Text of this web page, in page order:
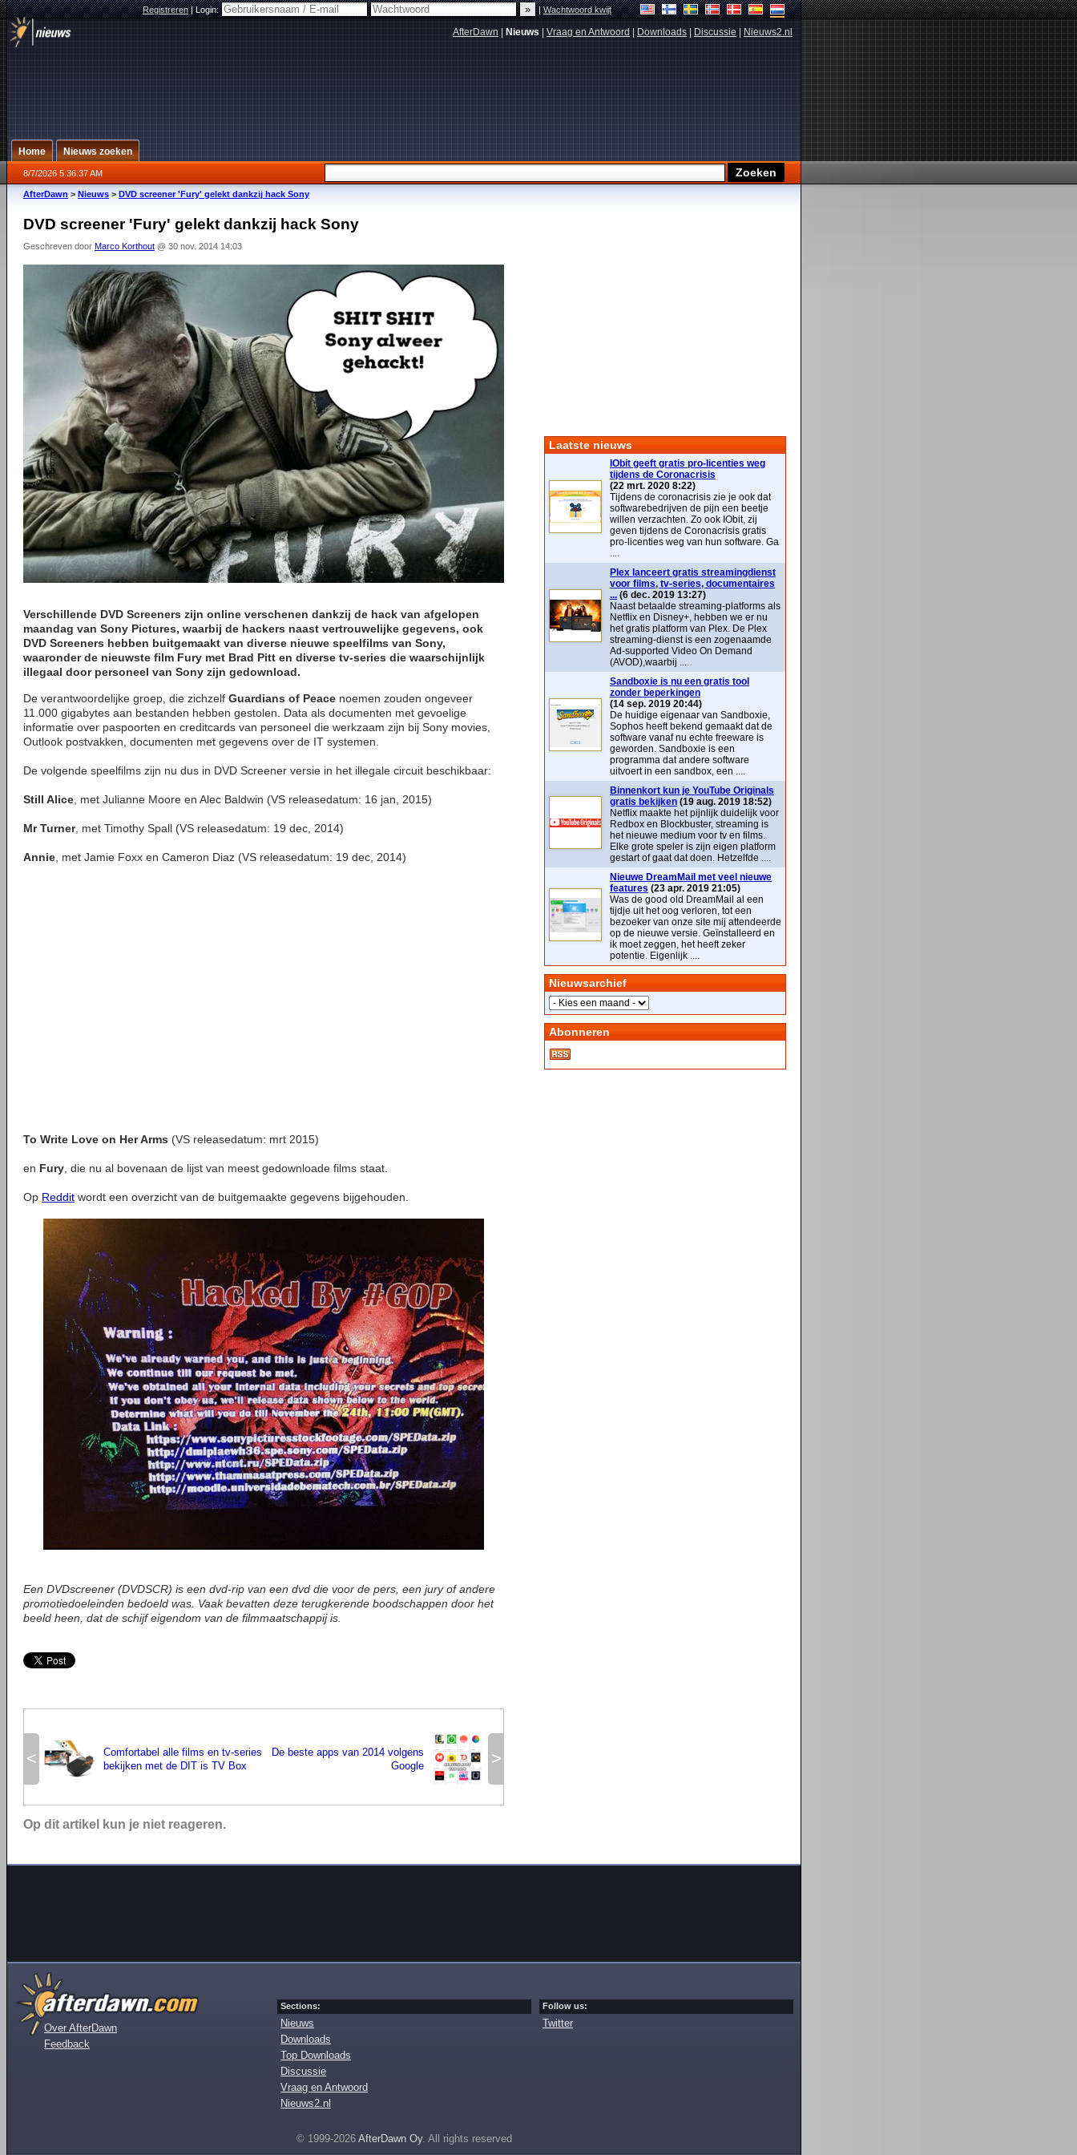
Registreren|Login: |Wachtwoord kwijt
AfterDawn Nieuws Vraag en Antwoord Downloads Discussie Nieuws2.nl
Home Nieuws zoeken
8/7/2026 5:36:37 AM
AfterDawn > Nieuws > DVD screener 'Fury' gelekt dankzij hack Sony
DVD screener 'Fury' gelekt dankzij hack Sony
Geschreven door Marco Korthout @ 30 nov. 2014 14:03
Verschillende DVD Screeners zijn online verschenen dankzij de hack van afgelopen
maandag van Sony Pictures, waarbij de hackers naast vertrouwelijke gegevens, ook
DVD Screeners hebben buitgemaakt van diverse nieuwe speelfilms van Sony,
waaronder de nieuwste film Fury met Brad Pitt en diverse tv-series die waarschijnlijk
illegaal door personeel van Sony zijn gedownload.
De verantwoordelijke groep, die zichzelf Guardians of Peace noemen zouden ongeveer
11.000 gigabytes aan bestanden hebben gestolen. Data als documenten met gevoelige
informatie over paspoorten en creditcards van personeel die werkzaam zijn bij Sony movies,
Outlook postvakken, documenten met gegevens over de IT systemen.
De volgende speelfilms zijn nu dus in DVD Screener versie in het illegale circuit beschikbaar:
Still Alice , met Julianne Moore en Alec Baldwin (VS releasedatum: 16 jan, 2015)
Mr Turner, met Timothy Spall (VS releasedatum: 19 dec, 2014)
Annie , met Jamie Foxx en Cameron Diaz (VS releasedatum: 19 dec, 2014)
To Write Love on Her Arms (VS releasedatum: mrt 2015)
en Fury , die nu al bovenaan de lijst van meest gedownloade films staat.
Op Reddit wordt een overzicht van de buitgemaakte gegevens bijgehouden.
Een DVDscreener (DVDSCR) is een dvd-rip van een dvd die voor de pers, een jury of andere
promotiedoeleinden bedoeld was. Vaak bevatten deze terugkerende boodschappen door het
beeld heen, dat de schijf eigendom van de filmmaatschappij is.
<
Comfortabel alle films en tv-series
bekijken met de DIT is TV Box
>
De beste apps van 2014 volgens
Google
Op dit artikel kun je niet reageren.
Laatste nieuws
IObit geeft gratis pro-licenties weg
tijdens de Coronacrisis
(22 mrt. 2020 8:22)
Tijdens de coronacrisis zie je ook dat
softwarebedrijven de pijn een beetje
willen verzachten. Zo ook IObit, zij
geven tijdens de Coronacrisis gratis
pro-licenties weg van hun software. Ga
....
Plex lanceert gratis streamingdienst
voor films, tv-series, documentaires
... (6 dec. 2019 13:27)
Naast betaalde streaming-platforms als
Netflix en Disney+, hebben we er nu
het gratis platform van Plex. De Plex
streaming-dienst is een zogenaamde
Ad-supported Video On Demand
(AVOD),waarbij ....
Sandboxie is nu een gratis tool
zonder beperkingen
(14 sep. 2019 20:44)
De huidige eigenaar van Sandboxie,
Sophos heeft bekend gemaakt dat de
software vanaf nu echte freeware is
geworden. Sandboxie is een
programma dat andere software
uitvoert in een sandbox, een ....
Binnenkort kun je YouTube Originals
gratis bekijken (19 aug. 2019 18:52)
Netflix maakte het pijnlijk duidelijk voor
Redbox en Blockbuster, streaming is
het nieuwe medium voor tv en films.
Elke grote speler is zijn eigen platform
gestart of gaat dat doen. Hetzelfde ....
Nieuwe DreamMail met veel nieuwe
features (23 apr. 2019 21:05)
Was de good old DreamMail al een
tijdje uit het oog verloren, tot een
bezoeker van onze site mij attendeerde
op de nieuwe versie. Geïnstalleerd en
ik moet zeggen, het heeft zeker
potentie. Eigenlijk ....
Nieuwsarchief
Abonneren
Over AfterDawn
Feedback
Sections:
Nieuws
Downloads
Top Downloads
Discussie
Vraag en Antwoord
Nieuws2.nl
Follow us:
Twitter
© 1999-2026 AfterDawn Oy. All rights reserved